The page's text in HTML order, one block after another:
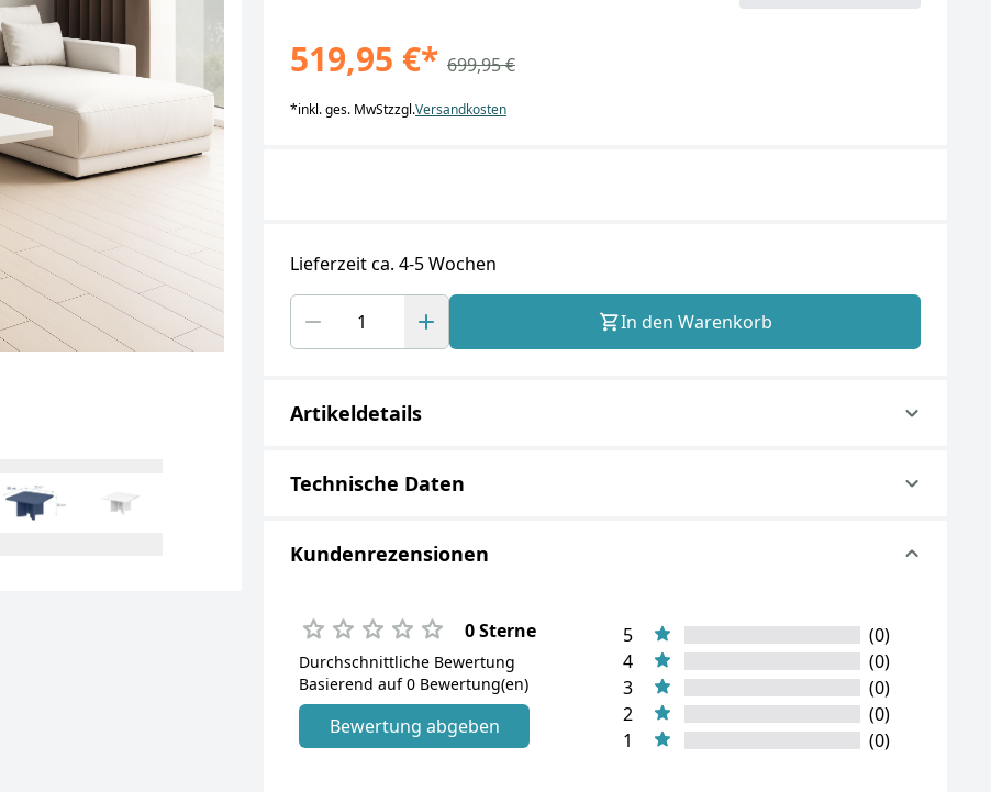
519,95 €* 699,95 €
*inkl. ges. MwStzzgl.Versandkosten
Lieferzeit ca. 4-5 Wochen
In den Warenkorb
Artikeldetails
Technische Daten
Kundenrezensionen
0 Sterne
Durchschnittliche Bewertung
Basierend auf 0 Bewertung(en)
Bewertung abgeben
5
(0)
4
(0)
3
(0)
2
(0)
1
(0)